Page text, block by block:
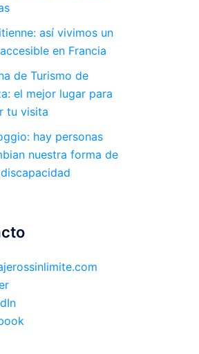
así vivimos un
en Francia
de Turismo de
el mejor lugar para
tu visita
hay personas
nuestra forma de